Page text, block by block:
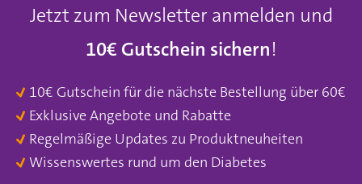
Jetzt zum Newsletter anmelden und
10€ Gutschein sichern!
10€ Gutschein für die nächste Bestellung über 60€
Exklusive Angebote und Rabatte
Regelmäßige Updates zu Produktneuheiten
Wissenswertes rund um den Diabetes